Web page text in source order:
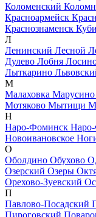
Коломенский
Красноармейск
Краснознаменск
Л
Ленинский Лесной
Дулево Лобня
Лыткарино
М
Малаховка Марусино
Мотяково Мытищи
Н
Наро-Фоминск
Новоивановское
О
Оболдино Обухово
Озерский Озеры
Орехово-Зуевский
П
Павлово-Посадский
Пироговский